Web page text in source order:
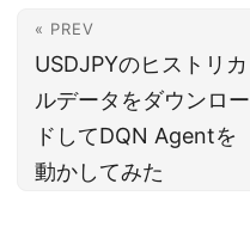
« PREV
USDJPYのヒストリカ
ルデータをダウンロー
ドしてDQN Agentを
動かしてみた